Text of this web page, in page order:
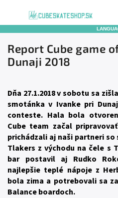
Report Cube game
Dunaji 2018
Dňa 27.1.2018 v sobotu sa
smotánka v Ivanke pri
conteste. Hala bola
Cube team začal
prichádzali aj naši partneri
Tlakers z východu na čele s
bar postavil aj Rudko
najlepšie teplé nápoje z
bola zima a potrebovali sa
Balance boardoch.